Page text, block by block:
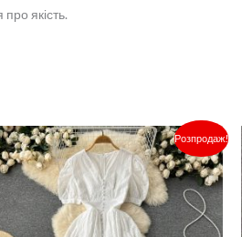
якість.
Розпродаж!
Оригінальна
ціна:
3,350.00₴.
Поточна
ціна:
2,750.00₴.